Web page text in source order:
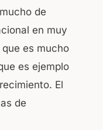
de
en muy
es mucho
es ejemplo
El
de